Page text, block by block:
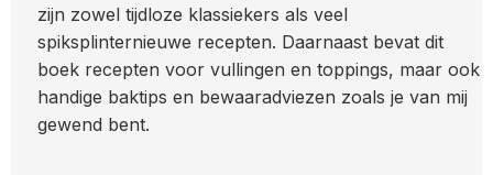
zijn zowel tijdloze klassiekers als veel
spiksplinternieuwe recepten. Daarnaast bevat dit
boek recepten voor vullingen en toppings, maar ook
handige baktips en bewaaradviezen zoals je van mij
gewend bent.